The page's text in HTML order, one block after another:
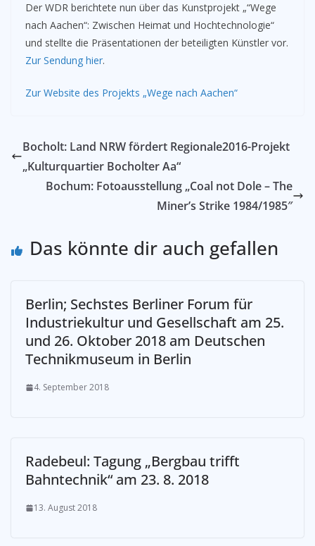
Der WDR berichtete nun über das Kunstprojekt „“Wege
nach Aachen“: Zwischen Heimat und Hochtechnologie“
und stellte die Präsentationen der beteiligten Künstler vor.
Zur Sendung hier.
Zur Website des Projekts „Wege nach Aachen“
Bocholt: Land NRW fördert Regionale2016-Projekt
„Kulturquartier Bocholter Aa“
Bochum: Fotoausstellung „Coal not Dole – The
Miner’s Strike 1984/1985″
Das könnte dir auch gefallen
Berlin; Sechstes Berliner Forum für
Industriekultur und Gesellschaft am 25.
und 26. Oktober 2018 am Deutschen
Technikmuseum in Berlin
4. September 2018
Radebeul: Tagung „Bergbau trifft
Bahntechnik“ am 23. 8. 2018
13. August 2018